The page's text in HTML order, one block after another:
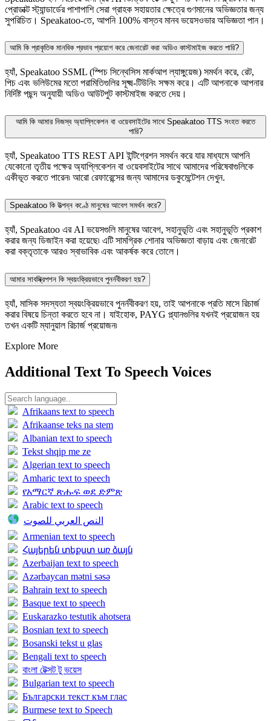
প্রোডাক্ট স্ট্যান্ডার্ডের পাশাপাশি সেরা গ্রাহক সহায়তার ক্ষেত্রে গুণমানের অভিজ্ঞতার জন্য
সুপরিচিত। Speakatoo-তে, আপনি 100% বাস্তব মানব ভয়েসওভার অভিজ্ঞতা পান।
আমি কি প্রাকৃতিক মানবিক প্রভাব প্রয়োগ করে জেনারেট করা অডিও কাস্টমাইজ করতে পারি?
হ্যাঁ, Speakatoo SSML (স্পিচ সিন্থেসিস মার্কআপ ল্যাঙ্গুয়েজ) সমর্থন করে, রেট,
পিচ এবং ভলিউমের মতো পরামিতিগুলির সূক্ষ্ম-টিউনিং সক্ষম করে। এটি আপনাকে আপনার
নির্দিষ্ট পছন্দ অনুযায়ী অডিও আউটপুট কাস্টমাইজ করতে দেয়।
আমি কি আমার নিজস্ব অ্যাপ্লিকেশন বা ওয়েবসাইটের সাথে Speakatoo TTS সংহত করতে
পারি?
হ্যাঁ, Speakatoo TTS REST API ইন্টিগ্রেশন সমর্থন করে যার মাধ্যমে আপনি
যেকোনো তৃতীয় পক্ষের অ্যাপ্লিকেশন বা ওয়েবসাইটের সাথে আমাদের পরিষেবাগুলিকে
একীভূত করতে পারেন৷ আরো রেফারেন্সের জন্য আমাদের ডকুমেন্টেশন দেখুন.
Speakatoo কি উত্পন্ন কণ্ঠে মানুষের আবেগ সমর্থন করে?
হ্যাঁ, Speakatoo এর AI ভয়েসগুলি মানুষের আবেগ, সহানুভূতি এবং সহানুভূতি প্রকাশ
করার জন্য ডিজাইন করা হয়েছে৷ এটি সামগ্রিক শোনার অভিজ্ঞতা বাড়ায় এবং জেনারেট
করা বক্তৃতাকে আরও স্বাভাবিক এবং আকর্ষক করে তোলে।
আমার সাবস্ক্রিপশন কি স্বয়ংক্রিয়ভাবে পুনর্নবীকরণ হয়?
হ্যাঁ, মাসিক সদস্যতা স্বয়ংক্রিয়ভাবে পুনর্নবীকরণ হয়, তাই আপনাকে প্রতি মাসে রিচার্জ
করার বিষয়ে চিন্তা করতে হবে না। যাইহোক, PAYG প্ল্যানগুলির যখনই প্রয়োজন হয়
তখন একটি ম্যানুয়াল রিচার্জ প্রয়োজন৷
Explore More
Additional Text To Speech Voices
Afrikaans text to speech
Afrikaanse teks na stem
Albanian text to speech
Tekst shqip me ze
Algerian text to speech
Amharic text to speech
የአማርኛ ጽሑፍ ወደ ድምጽ
Arabic text to speech
النص العربي للصوت
Armenian text to speech
Հայերեն տեքստ առ ձայն
Azerbaijan text to speech
Azərbaycan mətni səsə
Bahrain text to speech
Basque text to speech
Euskarazko testutik ahotsera
Bosnian text to speech
Bosanski tekst u glas
Bengali text to speech
বাংলা টেক্সট টু ভয়েস
Bulgarian text to speech
Български текст към глас
Burmese text to Speech